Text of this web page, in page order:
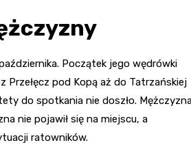
Początek jego wędrówki
Przełęcz pod Kopą aż do Tatrzańskiej
do spotkania nie doszło.
nie pojawił się na miejscu, a
ratowników.